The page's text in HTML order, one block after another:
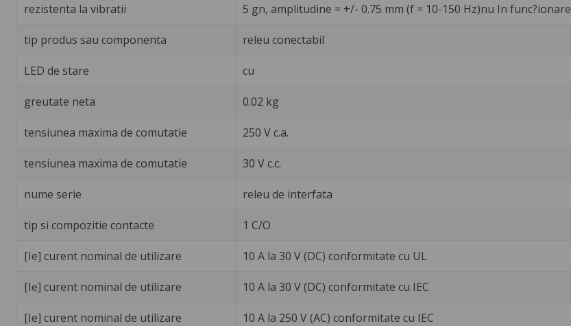
rezistenta la vibratii 5 gn, amplitudine = +/- 0.75 mm (f = 10-150 Hz)nu In func?ionare
tip produs sau componenta releu conectabil
LED de stare cu
greutate neta 0.02 kg
tensiunea maxima de comutatie 250 V c.a.
tensiunea maxima de comutatie 30 V c.c.
nume serie releu de interfata
tip si compozitie contacte 1 C/O
[Ie] curent nominal de utilizare 10 A la 30 V (DC) conformitate cu UL
[Ie] curent nominal de utilizare 10 A la 30 V (DC) conformitate cu IEC
[Ie] curent nominal de utilizare 10 A la 250 V (AC) conformitate cu IEC